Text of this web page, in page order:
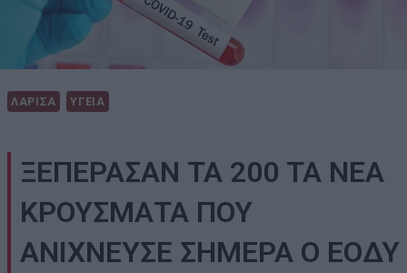
ΛΑΡΙΣΑ ΥΓΕΙΑ
ΞΕΠΕΡΑΣΑΝ ΤΑ 200 ΤΑ ΝΕΑ
ΚΡΟΥΣΜΑΤΑ ΠΟΥ
ΑΝΙΧΝΕΥΣΕ ΣΗΜΕΡΑ Ο ΕΟΔΥ